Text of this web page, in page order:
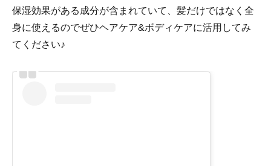
保湿効果がある成分が含まれていて、髪だけではなく全
身に使えるのでぜひヘアケア&ボディケアに活用してみ
てください♪